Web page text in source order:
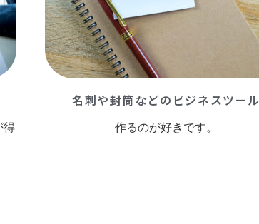
得
名刺や封筒などのビジネスツール
作るのが好きです。